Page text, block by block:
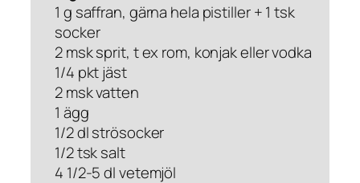
1 g saffran, gärna hela pistiller + 1 tsk
socker
2 msk sprit, t ex rom, konjak eller vodka
1/4 pkt jäst
2 msk vatten
1 ägg
1/2 dl strösocker
1/2 tsk salt
4 1/2-5 dl vetemjöl